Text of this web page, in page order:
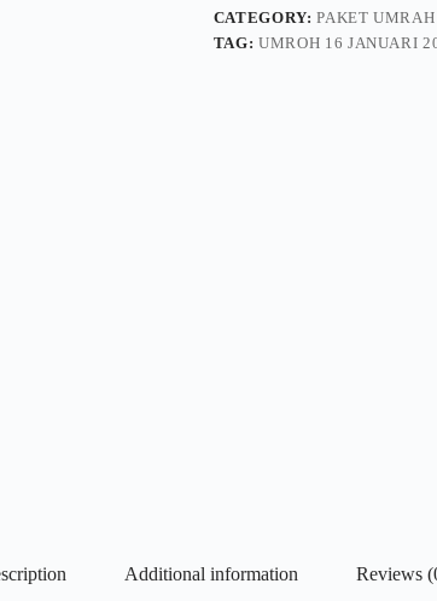
CATEGORY:PAKET UMRAH
TAG:UMROH 16 JANUARI
Additional information Reviews